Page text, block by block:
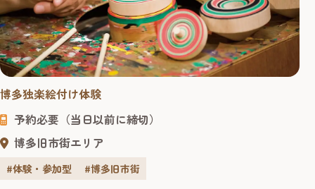
博多独楽絵付け体験
予約必要（当日以前に締切）
博多旧市街エリア
#体験・参加型 #博多旧市街